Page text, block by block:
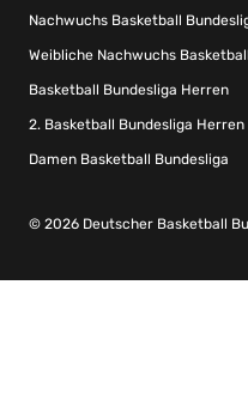
Nachwuchs Basketball
Weibliche Nachwuchs
Basketball Bundesliga Herren
2. Basketball Bundesliga Herren
Damen Basketball Bundesliga
© 2026 Deutscher Basketball